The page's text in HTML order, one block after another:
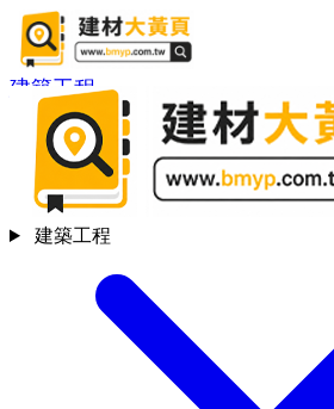
建築工程
建築工程